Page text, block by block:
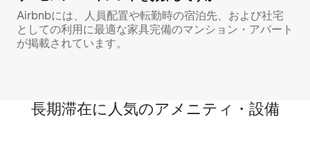
Airbnbには、人員配置や転勤時の宿泊先、および社宅
としての利用に最適な家具完備のマンション・アパート
が掲載されています。
長期滞在に人気のアメニティ・設備